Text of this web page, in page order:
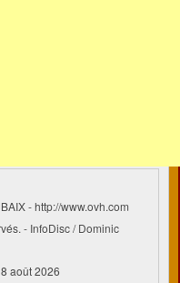
- http://www.ovh.com
- InfoDisc / Dominic
août 2026